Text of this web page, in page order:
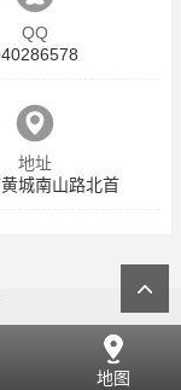
QQ
地址
城南山路北首
地图